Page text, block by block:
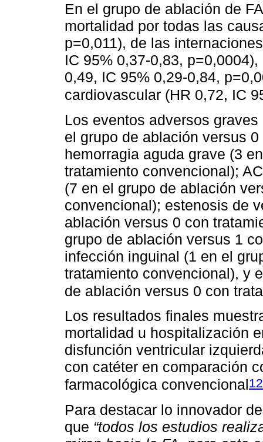
En el grupo de ablación de
mortalidad por todas las
p=0,011), de las
IC 95% 0,37-0,83,
0,49, IC 95% 0,29-0,84,
cardiovascular (HR 0,72, IC
Los eventos adversos
el grupo de ablación versus
hemorragia aguda grave (3
tratamiento convencional);
(7 en el grupo de ablación
convencional); estenosis de
ablación versus 0 con
grupo de ablación versus 1
infección inguinal (1 en el
tratamiento convencional), y
de ablación versus 0 con
Los resultados finales
mortalidad u hospitalización
disfunción ventricular
con catéter en comparación
farmacológica convencional12
Para destacar lo innovador
que “todos los estudios